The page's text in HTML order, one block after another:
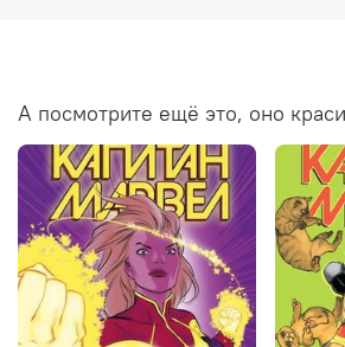
А посмотрите ещё это, оно